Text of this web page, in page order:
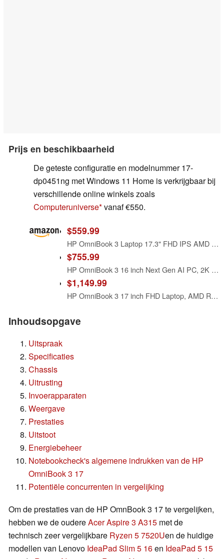
Prijs en beschikbaarheid
De geteste configuratie en modelnummer 17-
dp0451ng met Windows 11 Home is verkrijgbaar bij
verschillende online winkels zoals
Computeruniverse vanaf €550.
$559.99
HP OmniBook 3 Laptop 17.3" FHD IPS AMD Ryzen 5 40(Beats i7-7500U)
$755.99
HP OmniBook 3 16 inch Next Gen AI PC, 2K Touchscreen, AMD Ryzen AI 5 430, 16 GB RAM, 512 GB SSD, AMD Radeon 840M GPU, Windows 11 Home, Glacier Silver, 16-bv0099nr
$1,149.99
HP OmniBook 3 17 inch FHD Laptop, AMD Ryzen 5, 8GB RAM 512GB SSD
Inhoudsopgave
Uitspraak
Specificaties
Chassis
Uitrusting
Invoerapparaten
Weergave
Prestaties
Uitstoot
Energiebeheer
Notebookcheck's algemene indrukken van de HP
OmniBook 3 17
Potentiële concurrenten in vergelijking
Om de prestaties van de HP OmnBook 3 17 te vergelijken,
hebben we de oudereAcer Aspire 3 A315 met de
technisch zeer vergelijkbare Ryzen 5 7520Uen de huidige
modellen van Lenovo IdeaPad Slim 5 16en IdeaPad 5 15